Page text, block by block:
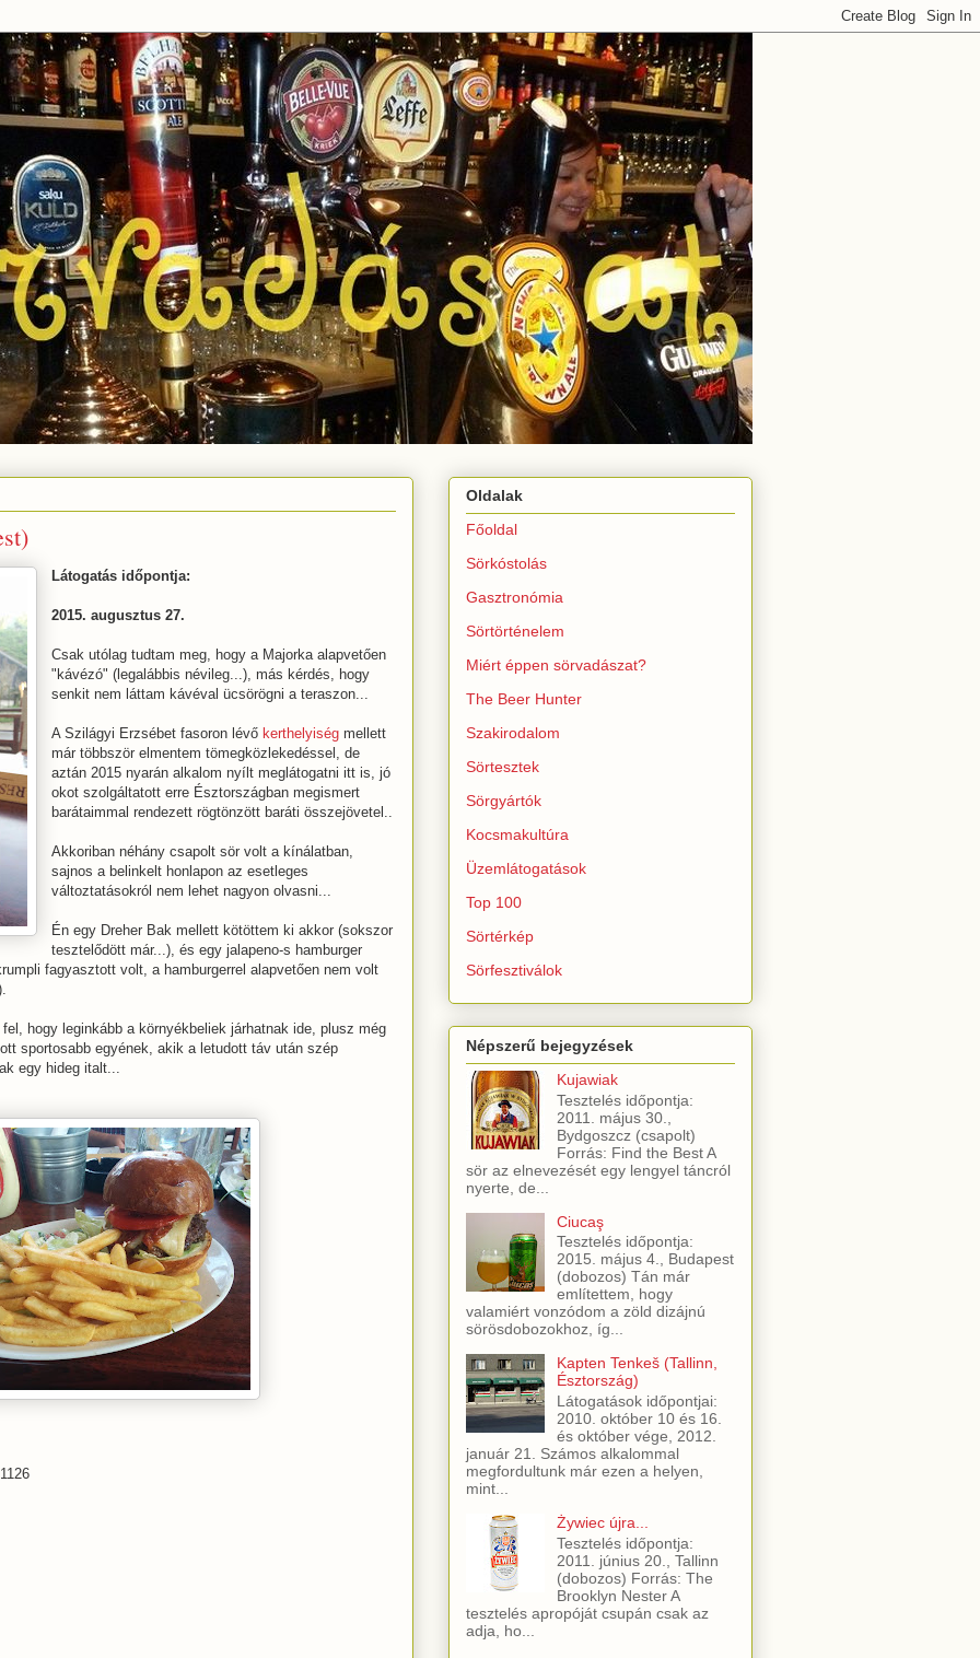
Látogatás időpontja:
2015. augusztus 27.
Csak utólag tudtam meg, hogy a Majorka alapvetően
"kávézó" (legalábbis névileg...), más kérdés, hogy
senkit nem láttam kávéval ücsörögni a teraszon...
A Szilágyi Erzsébet fasoron lévő kerthelyiség mellett
már többször elmentem tömegközlekedéssel, de
aztán 2015 nyarán alkalom nyílt meglátogatni itt is, jó
okot szolgáltatott erre Észtországban megismert
barátaimmal rendezett rögtönzött baráti összejövetel..
Akkoriban néhány csapolt sör volt a kínálatban,
sajnos a belinkelt honlapon az esetleges
változtatásokról nem lehet nagyon olvasni...
Én egy Dreher Bak mellett kötöttem ki akkor (sokszor
tesztelődött már...), és egy jalapeno-s hamburger
fagyasztott volt, a hamburgerrel alapvetően nem volt
hogy leginkább a környékbeliek járhatnak ide, plusz még
sportosabb egyének, akik a letudott táv után szép
egy hideg italt...
Oldalak
Főoldal
Sörkóstolás
Gasztronómia
Sörtörténelem
Miért éppen sörvadászat?
The Beer Hunter
Szakirodalom
Sörtesztek
Sörgyártók
Kocsmakultúra
Üzemlátogatások
Top 100
Sörtérkép
Sörfesztiválok
Népszerű bejegyzések
Kujawiak
Tesztelés időpontja:
2011. május 30.,
Bydgoszcz (csapolt)
Forrás: Find the Best A
sör az elnevezését egy lengyel táncról
nyerte, de...
Ciucaş
Tesztelés időpontja:
2015. május 4., Budapest
(dobozos) Tán már
említettem, hogy
valamiért vonzódom a zöld dizájnú
sörösdobozokhoz, íg...
Kapten Tenkeš (Tallinn,
Észtország)
Látogatások időpontjai:
2010. október 10 és 16.
és október vége, 2012.
január 21. Számos alkalommal
megfordultunk már ezen a helyen,
mint...
Żywiec újra...
Tesztelés időpontja:
2011. június 20., Tallinn
(dobozos) Forrás: The
Brooklyn Nester A
tesztelés apropóját csupán csak az
adja, ho...